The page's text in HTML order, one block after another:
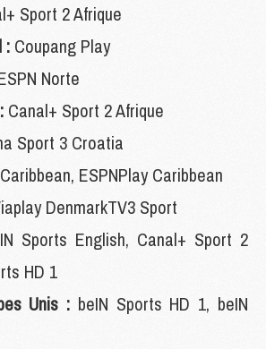
Sport 2 Afrique
: Coupang Play
Norte
Canal+ Sport 2 Afrique
Sport 3 Croatia
ESPNPlay Caribbean
DenmarkTV3 Sport
Sports English, Canal+ Sport 2
HD 1
Unis : beIN Sports HD 1, beIN